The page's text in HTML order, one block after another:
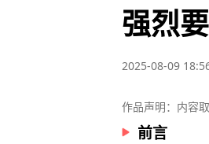
强烈
2025-08-09
作品声明：内容
前言